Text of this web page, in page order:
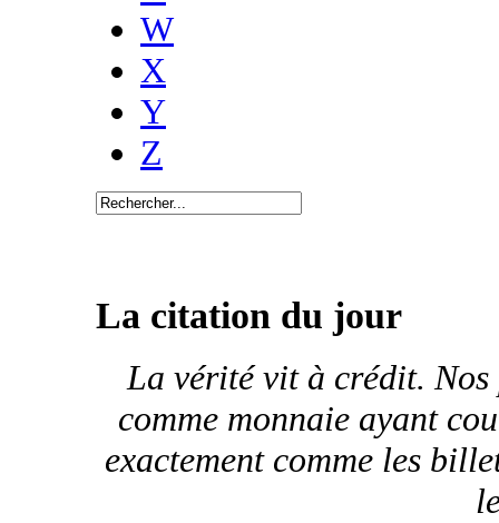
W
X
Y
Z
La citation du jour
La vérité vit à crédit. Nos
comme monnaie ayant
exactement comme les